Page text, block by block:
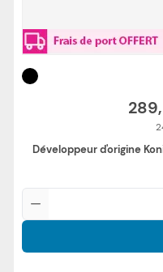
Développeur d'origine